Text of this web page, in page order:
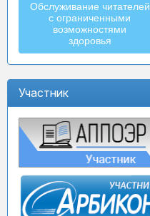
Обслуживание читателей
с ограниченными
возможностями
здоровья
Участник